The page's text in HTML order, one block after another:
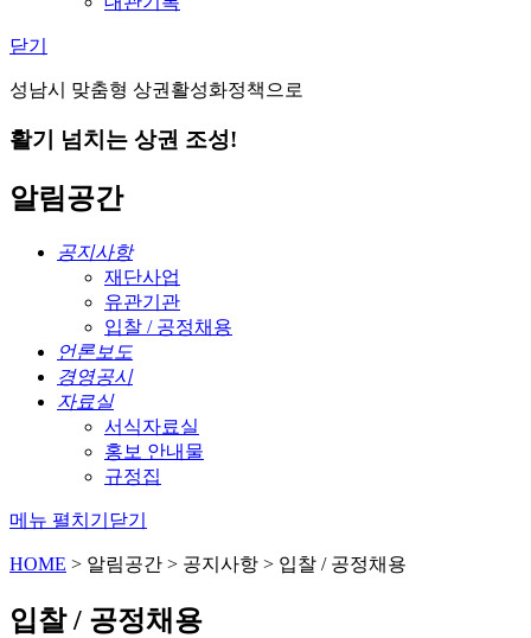
닫기
성남시 맞춤형 상권활성화정책으로
활기 넘치는 상권 조성!
알림공간
공지사항
재단사업
유관기관
입찰 / 공정채용
언론보도
경영공시
자료실
서식자료실
홍보 안내물
규정집
메뉴 펼치기 닫기
HOME > 알림공간 > 공지사항 > 입찰 / 공정채용
입찰 / 공정채용